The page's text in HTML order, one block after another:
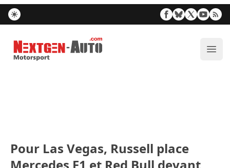
Nextgen-Auto.com
Pour Las Vegas, Russell place